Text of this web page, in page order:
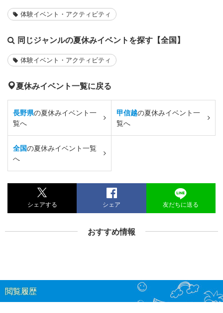
体験イベント・アクティビティ
同じジャンルの夏休みイベントを探す【全国】
体験イベント・アクティビティ
夏休みイベント一覧に戻る
長野県の夏休みイベント一
覧へ
甲信越の夏休みイベント一
覧へ
全国の夏休みイベント一覧
へ
シェアする シェア 友だちに送る
おすすめ情報
閲覧履歴